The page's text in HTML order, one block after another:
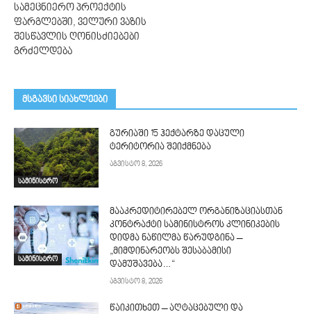
სამეცნიერო პროექტის
ფარგლებში, ველური ვაზის
შესწავლის ღონისძიებები
გრძელდება
მსგავსი სიახლეები
სამინისტრო
გურიაში 15 ჰექტარზე დაცული
ტერიტორია შეიქმნება
აგვისტო 8, 2026
სამინისტრო
მააკრედიტირებელ ორგანიზაციასთან
კონტრაქტი სამინისტროს კლინიკების
დიდმა ნაწილმა წარუდგინა –
„მიმდინარეობს შესაბამისი
დამუშავება…“
აგვისტო 8, 2026
წაიკითხეთ – აღტაცებული და